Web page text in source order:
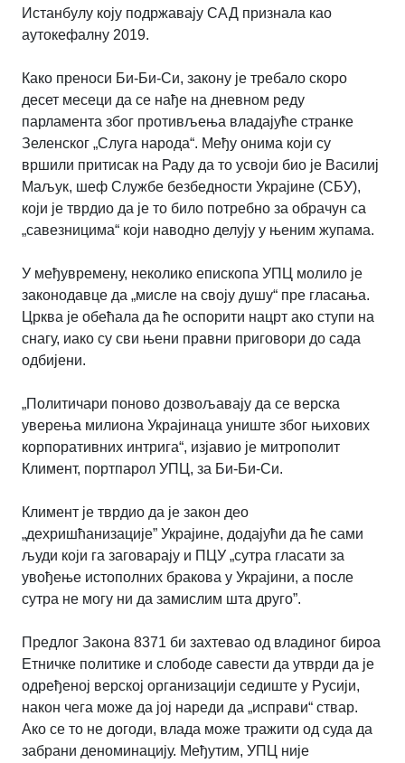
Истанбулу коју подржавају САД признала као
аутокефалну 2019.
Како преноси Би-Би-Си, закону је требало скоро
десет месеци да се нађе на дневном реду
парламента због противљења владајуће странке
Зеленског „Слуга народа“. Међу онима који су
вршили притисак на Раду да то усвоји био је Василиј
Маљук, шеф Службе безбедности Украјине (СБУ),
који је тврдио да је то било потребно за обрачун са
„савезницима“ који наводно делују у њеним жупама.
У међувремену, неколико епископа УПЦ молило је
законодавце да „мисле на своју душу“ пре гласања.
Црква је обећала да ће оспорити нацрт ако ступи на
снагу, иако су сви њени правни приговори до сада
одбијени.
„Политичари поново дозвољавају да се верска
уверења милиона Украјинаца униште због њихових
корпоративних интрига“, изјавио је митрополит
Климент, портпарол УПЦ, за Би-Би-Си.
Климент је тврдио да је закон део
„дехришћанизације” Украјине, додајући да ће сами
људи који га заговарају и ПЦУ „сутра гласати за
увођење истополних бракова у Украјини, а после
сутра не могу ни да замислим шта друго”.
Предлог Закона 8371 би захтевао од владиног бироа
Етничке политике и слободе савести да утврди да је
одређеној верској организацији седиште у Русији,
након чега може да јој нареди да „исправи“ ствар.
Ако се то не догоди, влада може тражити од суда да
забрани деноминацију. Међутим, УПЦ није